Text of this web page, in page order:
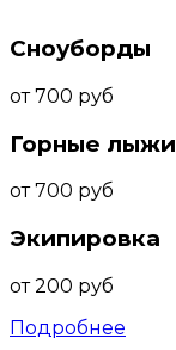
Сноуборды
от 700 руб
Горные лыжи
от 700 руб
Экипировка
от 200 руб
Подробнее